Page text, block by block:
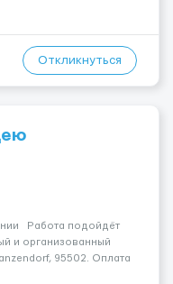
Откликнуться
Работа подойдёт
и организованный
95502. Оплата